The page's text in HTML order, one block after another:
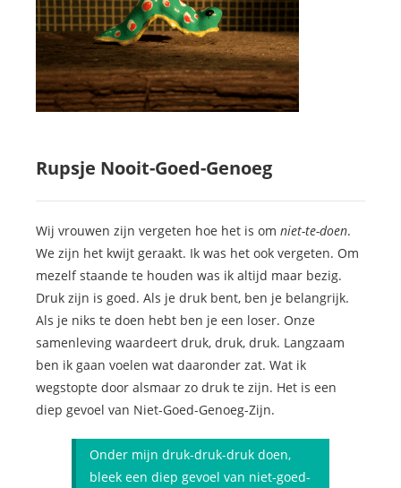
Rupsje Nooit-Goed-Genoeg
Wij vrouwen zijn vergeten hoe het is om niet-te-doen.
We zijn het kwijt geraakt. Ik was het ook vergeten. Om
mezelf staande te houden was ik altijd maar bezig.
Druk zijn is goed. Als je druk bent, ben je belangrijk.
Als je niks te doen hebt ben je een loser. Onze
samenleving waardeert druk, druk, druk. Langzaam
ben ik gaan voelen wat daaronder zat. Wat ik
wegstopte door alsmaar zo druk te zijn. Het is een
diep gevoel van Niet-Goed-Genoeg-Zijn.
Onder mijn druk-druk-druk doen,
bleek een diep gevoel van niet-goed-